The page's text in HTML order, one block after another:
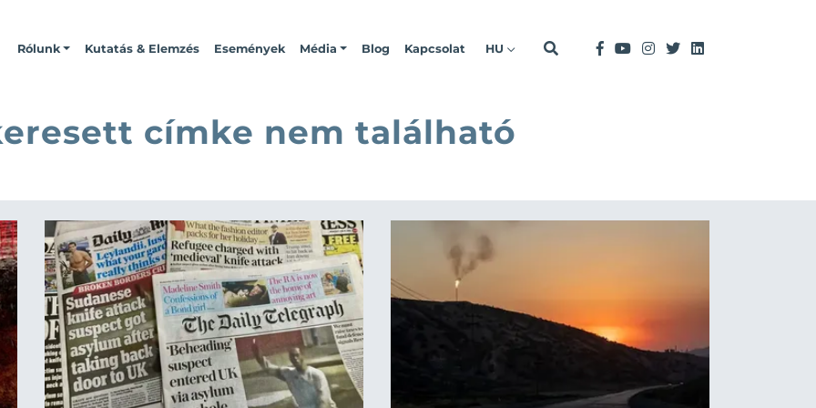
Rólunk Kutatás & Elemzés Események Média Blog Kapcsolat HU
címke nem található